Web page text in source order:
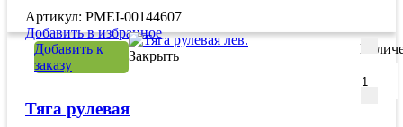
Артикул: PMEI-00144607
Добавить в избранное
Добавить к
заказу
Закрыть
Тяга рулевая